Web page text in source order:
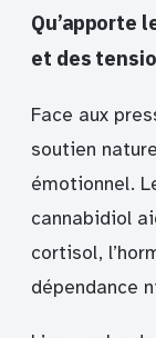
Qu’apporte
et des
Face aux
soutien
émotionnel.
cannabidiol
cortisol,
dépendance